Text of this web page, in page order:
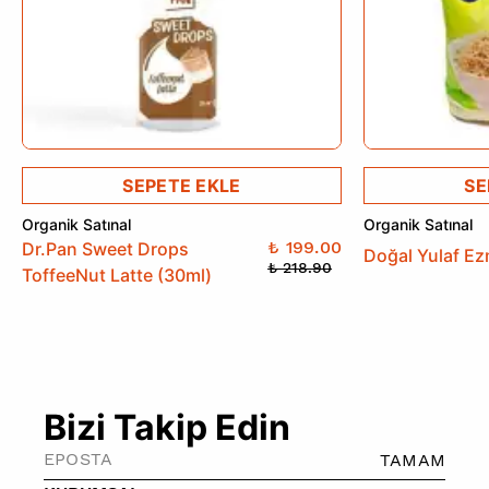
SEPETE EKLE
Organik Satınal
Dr.Pan Sweet Drops
ToffeeNut Latte (30ml)
₺ 199.00
₺ 218.90
Organik Satınal
Doğal Yulaf
Bizi Takip Edin
TAMAM